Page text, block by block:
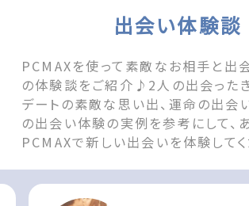
出会い体験談
PCMAXを使って素敵なお相手と出
の体験談をご紹介♪2人の出会ったき
デートの素敵な思い出、運命の出会
の出会い体験の実例を参考にして、
PCMAXで新しい出会いを体験してく